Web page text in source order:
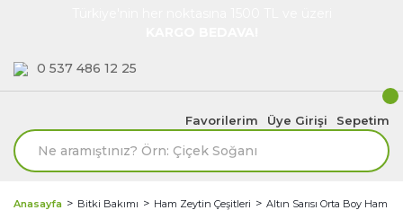
0 537 486 12 25
Favorilerim Üye Girişi Sepetim
Anasayfa Bitki Bakımı Ham Zeytin Çeşitleri Altın Sarısı Orta Boy Ham